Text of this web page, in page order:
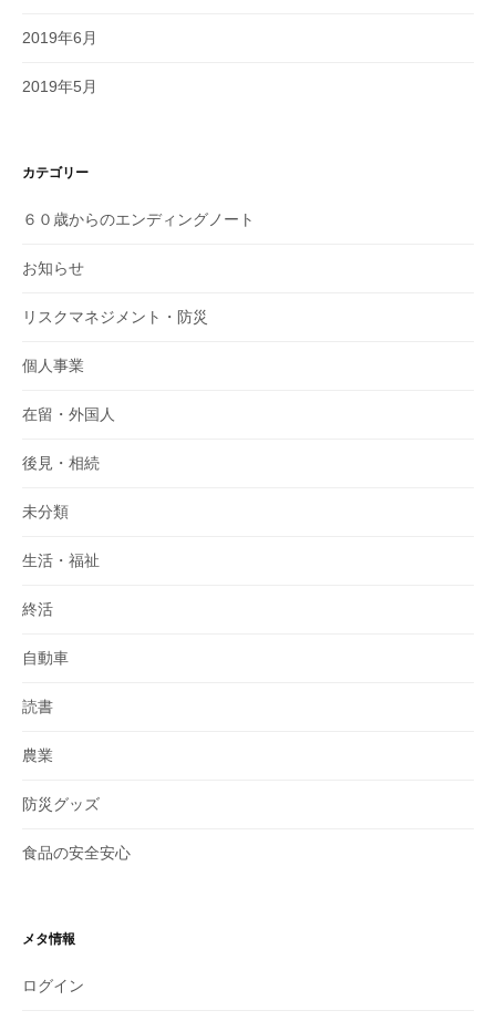
2019年6月
2019年5月
カテゴリー
６０歳からのエンディングノート
お知らせ
リスクマネジメント・防災
個人事業
在留・外国人
後見・相続
未分類
生活・福祉
終活
自動車
読書
農業
防災グッズ
食品の安全安心
メタ情報
ログイン